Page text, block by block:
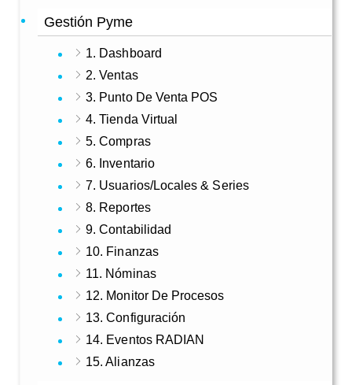
Gestión Pyme
1. Dashboard
2. Ventas
3. Punto De Venta POS
4. Tienda Virtual
5. Compras
6. Inventario
7. Usuarios/Locales & Series
8. Reportes
9. Contabilidad
10. Finanzas
11. Nóminas
12. Monitor De Procesos
13. Configuración
14. Eventos RADIAN
15. Alianzas